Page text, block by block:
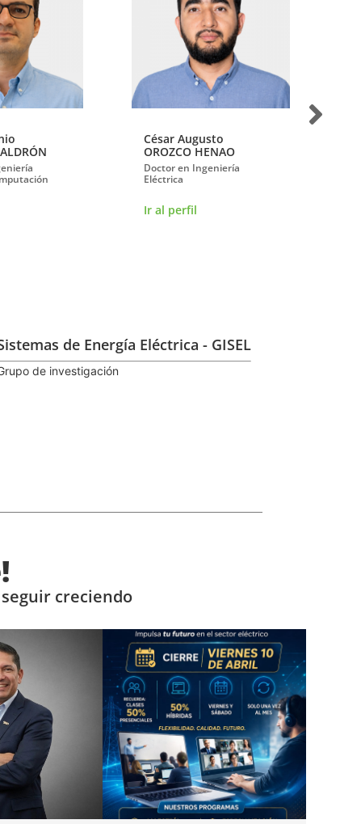
César Augusto
OROZCO HENAO
Doctor en Ingeniería
Eléctrica
Ir al perfil
de Energía Eléctrica - GISEL
de investigación
creciendo